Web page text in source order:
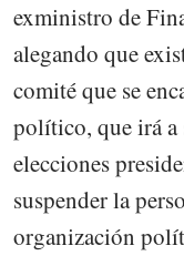
exministro de
alegando que
comité que se
político, que irá a
elecciones
suspender la
organización